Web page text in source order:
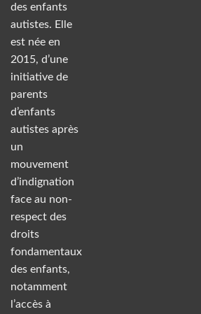
des enfants
autistes. Elle
est née en
2015, d’une
initiative de
parents
d’enfants
autistes après
un
mouvement
d’indignation
face au non-
respect des
droits
fondamentaux
des enfants,
notamment
l’accès à